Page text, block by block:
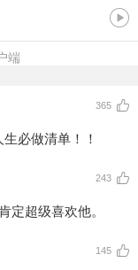
端
365
必做清单！！
243
定超级喜欢他。
145